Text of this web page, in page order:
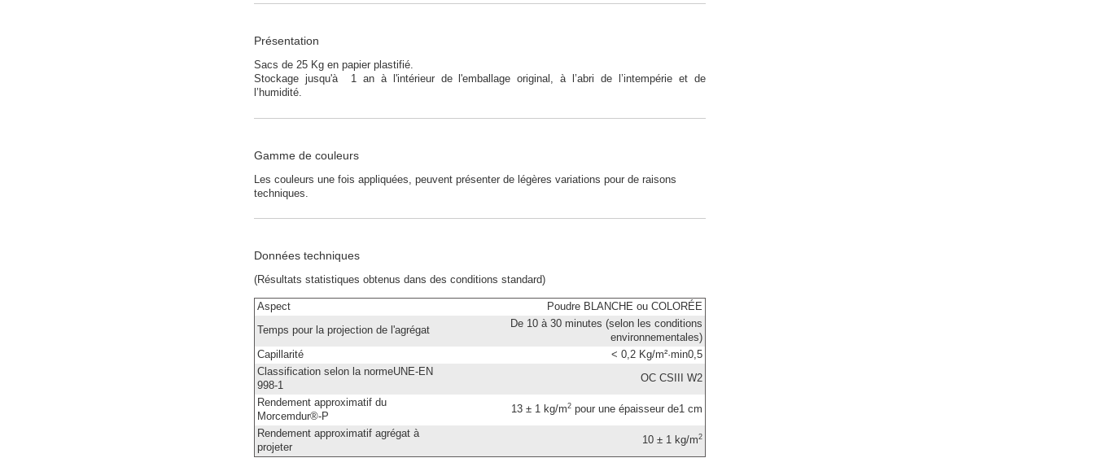
Présentation
Sacs de 25 Kg en papier plastifié.
Stockage jusqu'à 1 an à l'intérieur de l'emballage original, à l’abri de l’intempérie et de
l’humidité.
Gamme de couleurs
Les couleurs une fois appliquées, peuvent présenter de légères variations pour de raisons
techniques.
Données techniques
(Résultats statistiques obtenus dans des conditions standard)
Aspect Poudre BLANCHE ou COLORÉE
Temps pour la projection de l'agrégat
De 10 à 30 minutes (selon les conditions
environnementales)
Capillarité
< 0,2 Kg/m²·min0,5
Classification selon la normeUNE-EN
998-1
OC CSIII W2
Rendement approximatif du
Morcemdur®-P
13 ± 1 kg/m2 pour une épaisseur de1 cm
Rendement approximatif agrégat à
projeter
10 ± 1 kg/m2